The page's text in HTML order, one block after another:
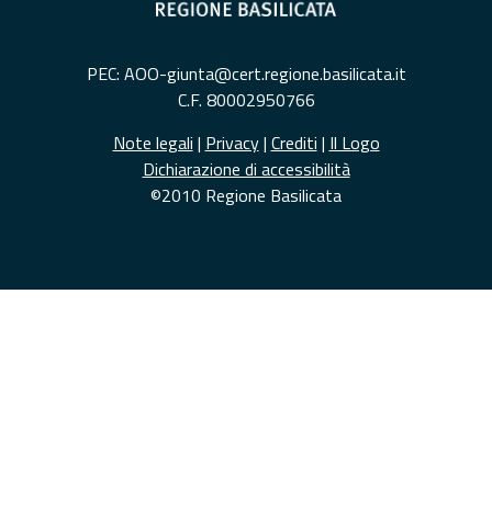
PEC: AOO-giunta@cert.regione.basilicata.it
C.F. 80002950766
Note legali | Privacy| Crediti | Il Logo
Dichiarazione di accessibilità
©2010 Regione Basilicata